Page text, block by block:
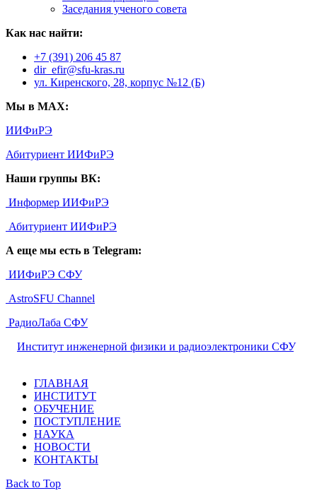
Заседания ученого совета
Как нас найти:
+7 (391) 206 45 87
dir_efir@sfu-kras.ru
ул. Киренского, 28, корпус №12 (Б)
Мы в MAX:
ИИФиРЭ
Абитуриент ИИФиРЭ
Наши группы ВК:
Информер ИИФиРЭ
Абитуриент ИИФиРЭ
А еще мы есть в Telegram:
ИИФиРЭ СФУ
AstroSFU Channel
РадиоЛаба СФУ
Институт инженерной физики и радиоэлектроники СФУ,
ГЛАВНАЯ
ИНСТИТУТ
ОБУЧЕНИЕ
ПОСТУПЛЕНИЕ
НАУКА
НОВОСТИ
КОНТАКТЫ
Back to Top